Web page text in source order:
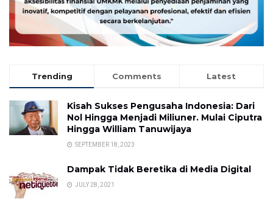
Trending Comments Latest
Kisah Sukses Pengusaha Indonesia: Dari
Nol Hingga Menjadi Miliuner. Mulai Ciputra
Hingga William Tanuwijaya
SEPTEMBER 18, 2023
Dampak Tidak Beretika di Media Digital
JULY 28, 2021